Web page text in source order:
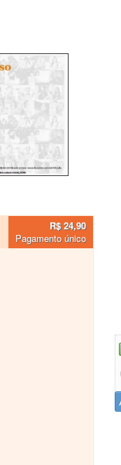
R$ 24,90
Pagamento único